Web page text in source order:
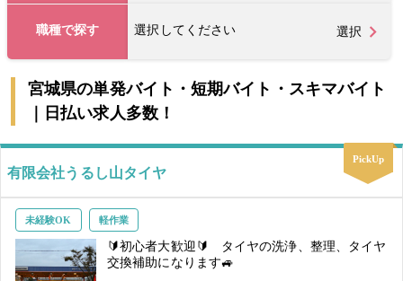
職種で探す 選択してください 選択
宮城県の単発バイト・短期バイト・スキマバイト
｜日払い求人多数！
有限会社うるし山タイヤ
PickUp
未経験OK 軽作業
🔰初心者大歓迎🔰 タイヤの洗浄、整理、タイヤ
交換補助になります🚙